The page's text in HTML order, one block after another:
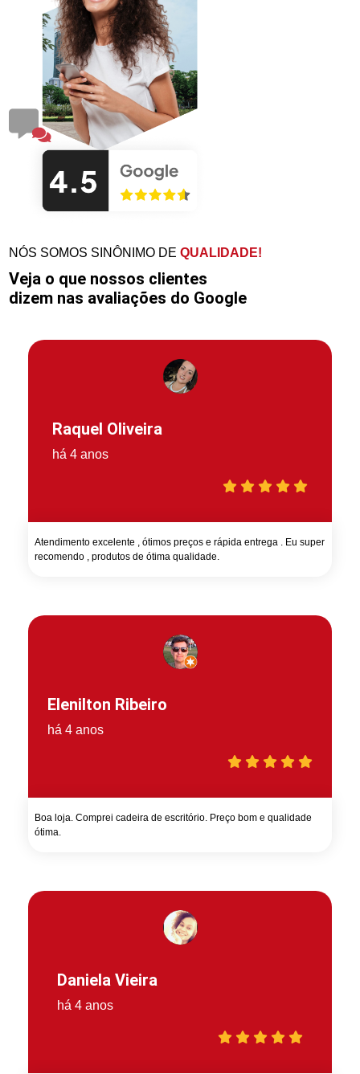
NÓS SOMOS SINÔNIMO DEQUALIDADE!
Veja o que nossos clientes
dizem nas avaliações do Google
Raquel Oliveira
há 4 anos
Atendimento excelente , ótimos preços e rápida entrega . Eu super
recomendo , produtos de ótima qualidade.
Elenilton Ribeiro
há 4 anos
Boa loja. Comprei cadeira de escritório. Preço bom e qualidade
ótima.
Daniela Vieira
há 4 anos